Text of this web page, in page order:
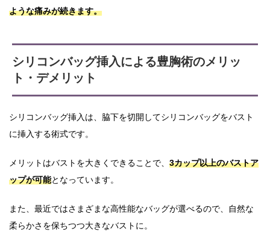
ような痛みが続きます。
シリコンバッグ挿入による豊胸術のメリッ
ト・デメリット
シリコンバッグ挿入は、脇下を切開してシリコンバッグをバスト
に挿入する術式です。
メリットはバストを大きくできることで、 3カップ以上のバストア
ップが可能となっています。
また、最近ではさまざまな高性能なバッグが選べるので、自然な
柔らかさを保ちつつ大きなバストに。